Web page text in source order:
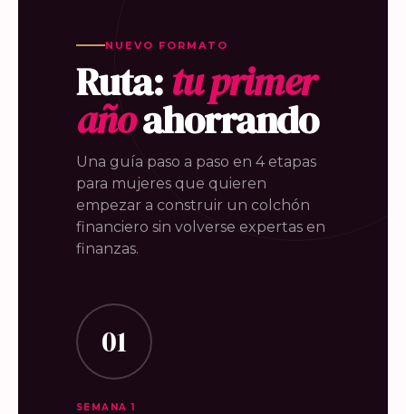
NUEVO FORMATO
Ruta:tu primer
añoahorrando
Una guía paso a paso en 4 etapas
para mujeres que quieren
empezar a construir un colchón
financiero sin volverse expertas en
finanzas.
01
SEMANA 1